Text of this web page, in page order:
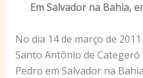
Em Salvador na Bahia,
No dia 14 de março de
Santo Antônio de Categeró
Pedro em Salvador na